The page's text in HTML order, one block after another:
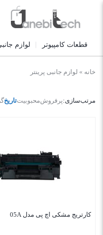
قطعات کامپیوتر لوازم
خانه » لوازم جانبی پرینتر
مرتب‌سازی:پرفروشمحبوبیتتاریخ
کارتریج مشکی اچ پی مدل 05A